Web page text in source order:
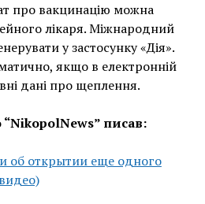
про вакцинацію можна
лікаря. Міжнародний
у застосунку «Дія».
якщо в електронній
дані про щеплення.
писав:
об открытии еще одного